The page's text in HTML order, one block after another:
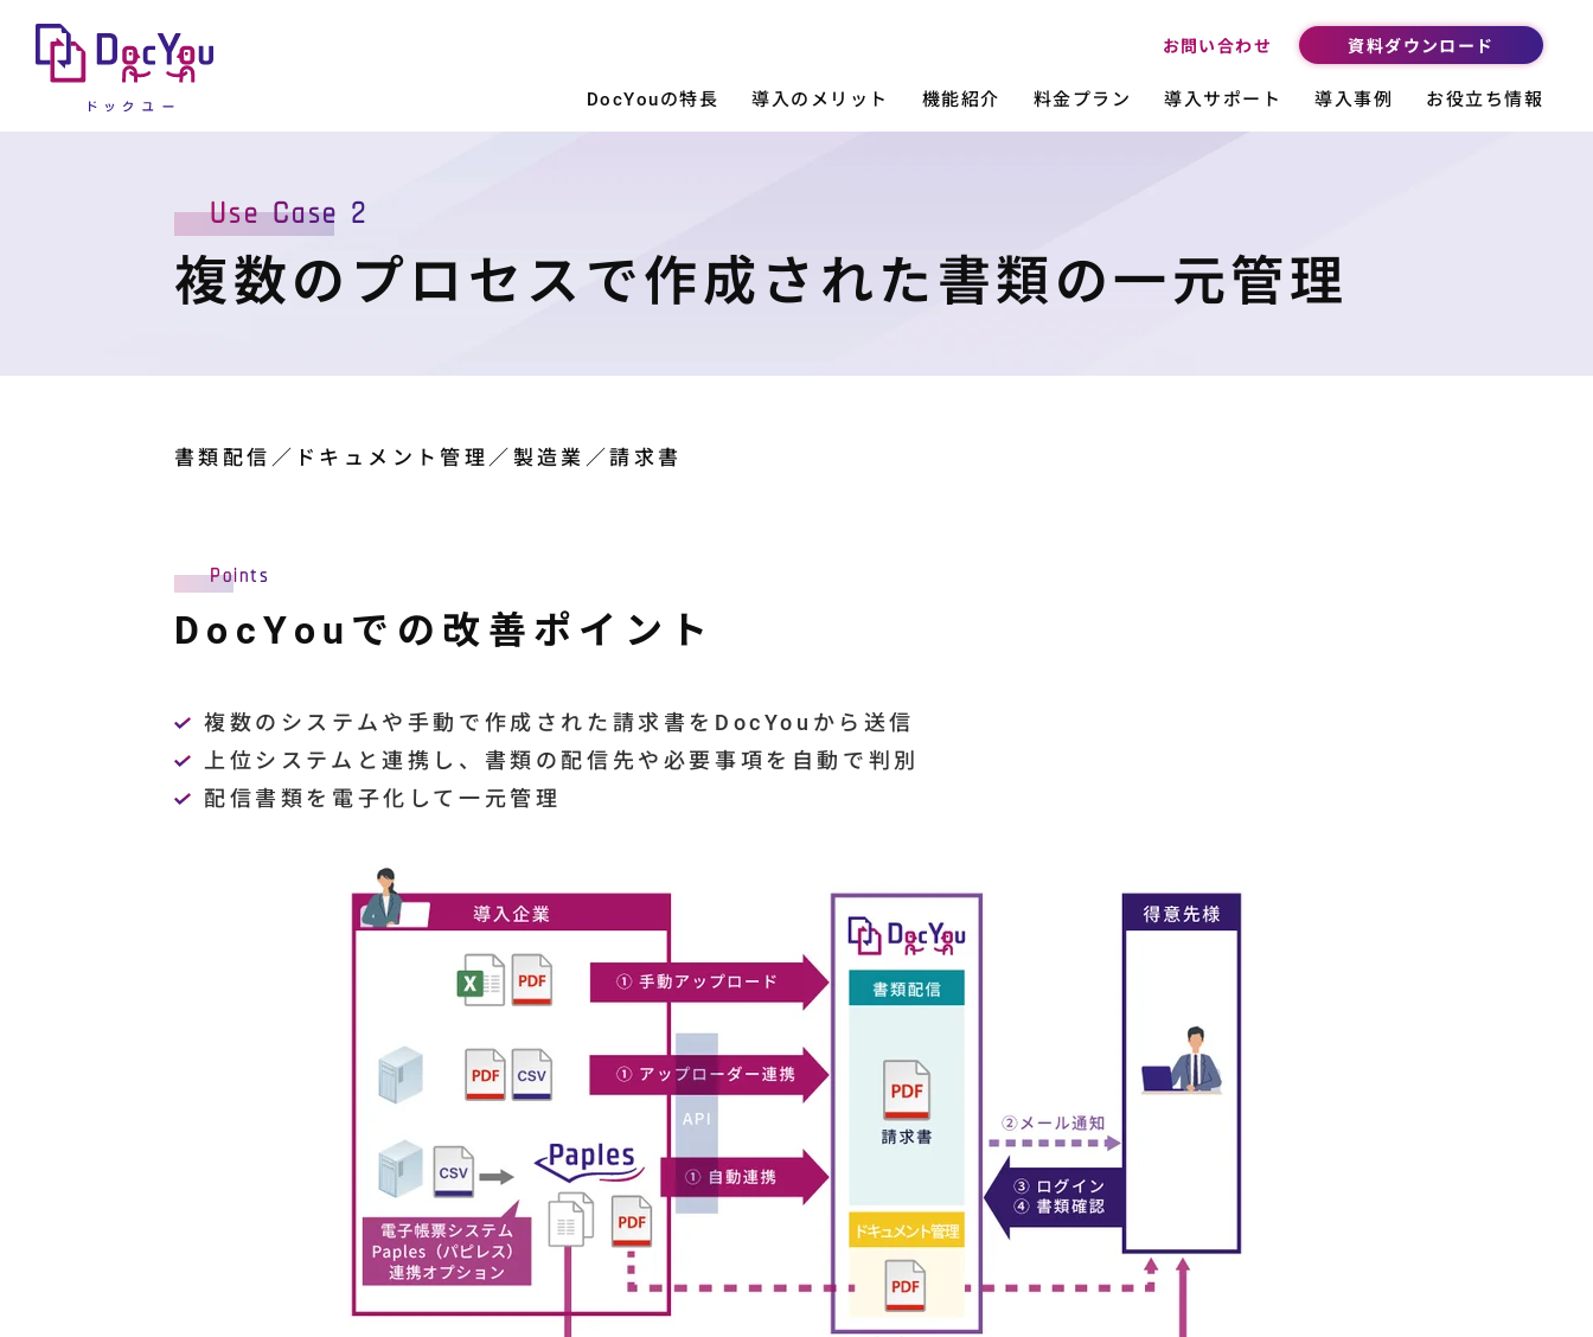
お問い合わせ 資料ダウンロード
DocYouの特長 導入のメリット 機能紹介 料金プラン 導入サポート 導入事例 お役立ち情報
Use Case 2
複数のプロセスで作成された書類の一元管理
書類配信／ドキュメント管理／製造業／請求書
Points
DocYouでの改善ポイント
複数のシステムや手動で作成された請求書をDocYouから送信
上位システムと連携し、書類の配信先や必要事項を自動で判別
配信書類を電子化して一元管理